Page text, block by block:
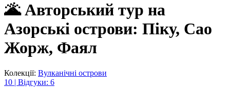
🌋 Авторський тур на
Азорські острови: Піку, Сао
Жорж, Фаял
Колекції: Вулканічні острови
10 | Відгуки: 6